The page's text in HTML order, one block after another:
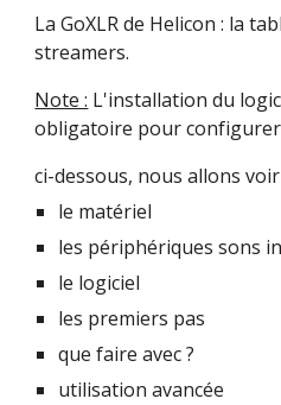
La GoXLR de Helicon : la
streamers.
Note : L'installation du
obligatoire pour configurer
ci-dessous, nous allons
le matériel
les périphériques sons
le logiciel
les premiers pas
que faire avec ?
utilisation avancée